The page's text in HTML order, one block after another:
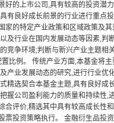
的上市公司,具有较高的投资潜
有良好成长前景的行业进行重点
的特定产业政策和区域政策及
及行业在国内发展动态等因素,判
竞争环境;判断与新兴产业主题
比例。 传统产业方面,本基金将
产业发展动态的研究,进行行业
精选契合本基金主题,具有良好
握公司盈利能力的质量和持续性
评价,精选其中具有较高成长性
投资策略执行。 金融衍生品投